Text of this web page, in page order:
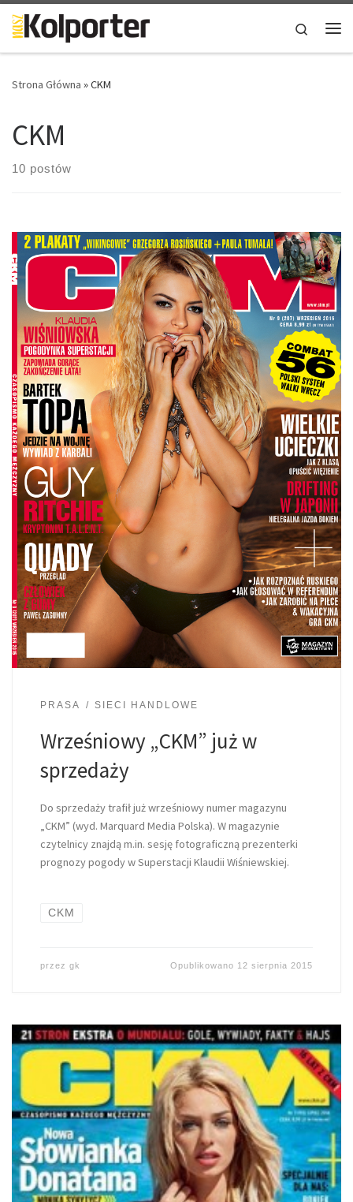
Skip to content
Search
Strona Główna »CKM
CKM
10 postów
PRASA SIECI HANDLOWE
Wrześniowy „CKM” już w
sprzedaży
Do sprzedaży trafił już wrześniowy numer magazynu
„CKM” (wyd. Marquard Media Polska). W magazynie
czytelnicy znajdą m.in. sesję fotograficzną prezenterki
prognozy pogody w Superstacji Klaudii Wiśniewskiej.
CKM
przez gk Opublikowano 12 sierpnia 2015